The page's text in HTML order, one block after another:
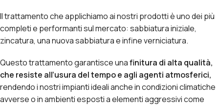
Il trattamento che applichiamo ai nostri prodotti è uno dei più
completi e performanti sul mercato: sabbiatura iniziale,
zincatura, una nuova sabbiatura e infine verniciatura.
Questo trattamento garantisce unafinitura di alta qualità,
che resiste all’usura del tempo e agli agenti atmosferici,
rendendo i nostri impianti ideali anche in condizioni climatiche
avverse o in ambienti esposti a elementi aggressivi come